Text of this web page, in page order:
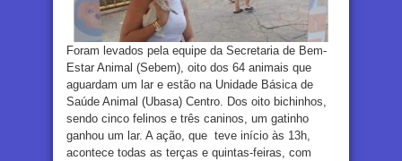
Foram levados pela equipe da Secretaria de Bem-
Estar Animal (Sebem), oito dos 64 animais que
aguardam um lar e estão na Unidade Básica de
Saúde Animal (Ubasa) Centro. Dos oito bichinhos,
sendo cinco felinos e três caninos, um gatinho
ganhou um lar. A ação, que teve início às 13h,
acontece todas as terças e quintas-feiras, com